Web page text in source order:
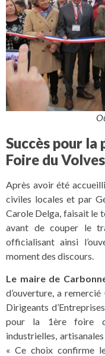
Succès pour
Foire du
Après avoir été
civiles locales et par
Carole Delga, faisait le
avant de couper le
officialisant ainsi
moment des discours.
Le maire de
d’ouverture, a
Dirigeants
pour la 1ère foire
industrielles,
« Ce choix confirme